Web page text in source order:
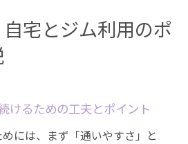
宅とジム利用のポ
けるための工夫とポイント
には、まず「通いやすさ」と